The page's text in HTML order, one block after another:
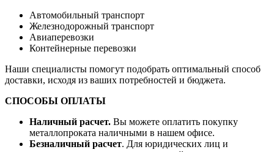
Автомобильный транспорт
Железнодорожный транспорт
Авиаперевозки
Контейнерные перевозки
Наши специалисты помогут подобрать оптимальный способ
доставки, исходя из ваших потребностей и бюджета.
СПОСОБЫ ОПЛАТЫ
Наличный расчет. Вы можете оплатить покупку
металлопроката наличными в нашем офисе.
Безналичный расчет. Для юридических лиц и